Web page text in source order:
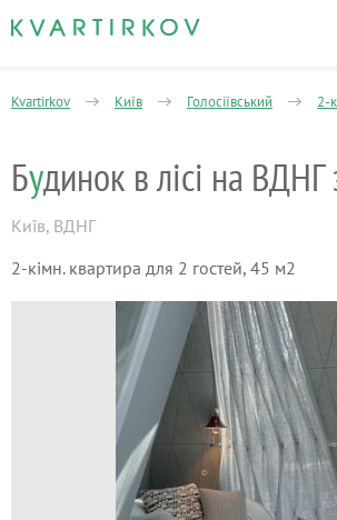
Kvartirkov Київ Голосіївський 2-
Будинок в лісі на
Київ, ВДНГ
2-кімн. квартира для 2 гостей, 45 м2